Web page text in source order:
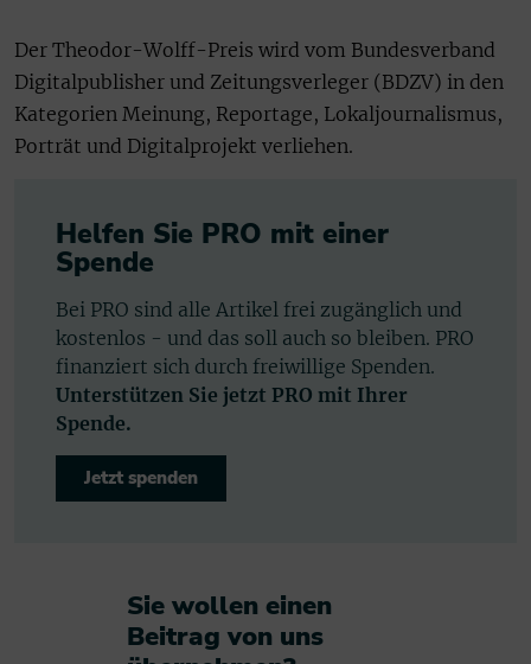
Der Theodor-Wolff-Preis wird vom Bundesverband
Digitalpublisher und Zeitungsverleger (BDZV) in den
Kategorien Meinung, Reportage, Lokaljournalismus,
Porträt und Digitalprojekt verliehen.
Helfen Sie PRO mit einer
Spende
Bei PRO sind alle Artikel frei zugänglich und
kostenlos - und das soll auch so bleiben. PRO
finanziert sich durch freiwillige Spenden.
Unterstützen Sie jetzt PRO mit Ihrer
Spende.
Jetzt spenden
Sie wollen einen
Beitrag von uns